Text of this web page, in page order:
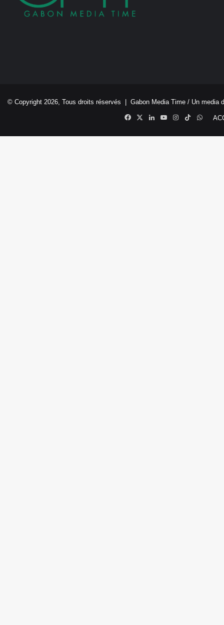
© Copyright 2026, Tous droits réservés | Gabon Media Time / Un media
Facebook
X LinkedinYouTubeInstagram
TikTok